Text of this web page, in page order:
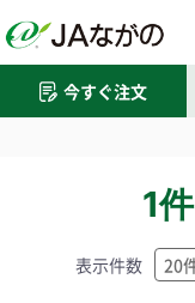
今すぐ注文
1件
表示件数